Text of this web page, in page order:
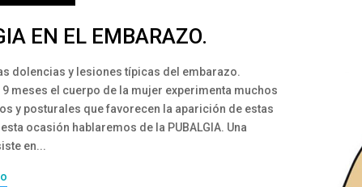
EN EL EMBARAZO.
dolencias y lesiones típicas del embarazo.
9 meses el cuerpo de la mujer experimenta muchos
y posturales que favorecen la aparición de estas
ocasión hablaremos de la PUBALGIA. Una
en...